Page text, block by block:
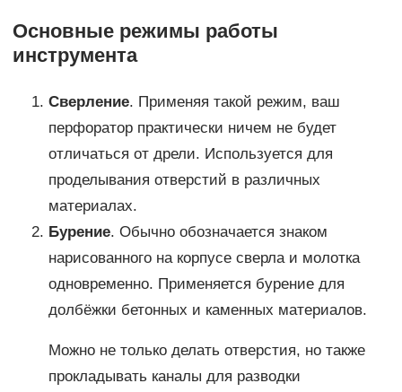
Основные режимы работы
инструмента
Сверление. Применяя такой режим, ваш
перфоратор практически ничем не будет
отличаться от дрели. Используется для
проделывания отверстий в различных
материалах.
Бурение. Обычно обозначается знаком
нарисованного на корпусе сверла и молотка
одновременно. Применяется бурение для
долбёжки бетонных и каменных материалов.
Можно не только делать отверстия, но также
прокладывать каналы для разводки